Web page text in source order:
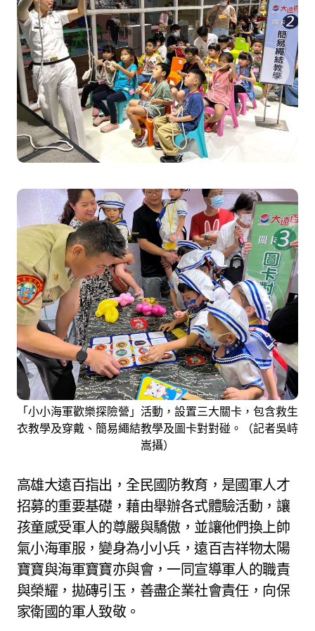
「小小海軍歡樂探險營」活動，設置三大關卡，包含救生
衣教學及穿戴、簡易繩結教學及圖卡對對碰。（記者吳峙
嵩攝）
高雄大遠百指出，全民國防教育，是國軍人才
招募的重要基礎，藉由舉辦各式體驗活動，讓
孩童感受軍人的尊嚴與驕傲，並讓他們換上帥
氣小海軍服，變身為小小兵，遠百吉祥物太陽
寶寶與海軍寶寶亦與會，一同宣導軍人的職責
與榮耀，拋磚引玉，善盡企業社會責任，向保
家衛國的軍人致敬。